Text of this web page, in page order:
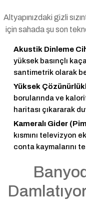
Altyapınızdaki gizli
için sahada şu son
Akustik Dinleme
yüksek basınçlı
santimetrik olarak
Yüksek
borularında ve
haritası çıkararak
Kameralı Gider
kısmını televizyon
conta kaymalarını